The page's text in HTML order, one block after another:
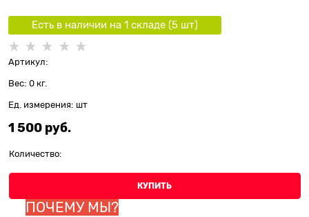
Есть в наличии на 1 складe (5шт)
Артикул:
Вес: 0 кг.
Ед. измерения: шт
1 500 руб.
Количество:
КУПИТЬ
ПОЧЕМУ МЫ?